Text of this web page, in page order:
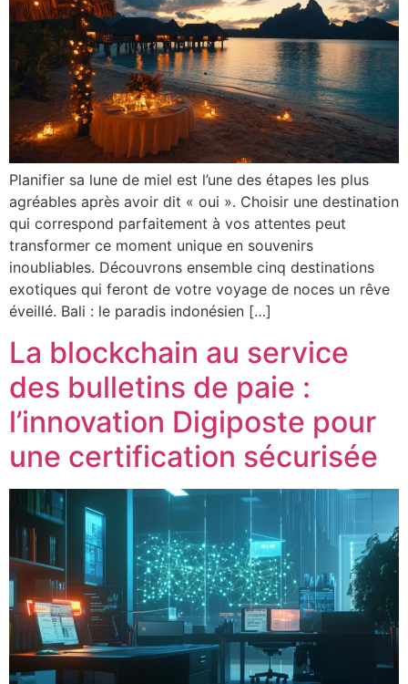
Planifier sa lune de miel est l’une des étapes les plus
agréables après avoir dit « oui ». Choisir une destination
qui correspond parfaitement à vos attentes peut
transformer ce moment unique en souvenirs
inoubliables. Découvrons ensemble cinq destinations
exotiques qui feront de votre voyage de noces un rêve
éveillé. Bali : le paradis indonésien […]
La blockchain au service
des bulletins de paie :
l’innovation Digiposte pour
une certification sécurisée